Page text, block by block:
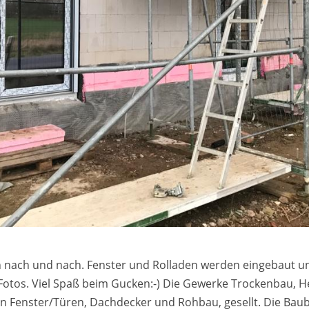
nach und nach. Fenster und Rolladen werden eingebaut
Viel Spaß beim Gucken:-) Die Gewerke Trockenbau,
Fenster/Türen, Dachdecker und Rohbau, gesellt. Die